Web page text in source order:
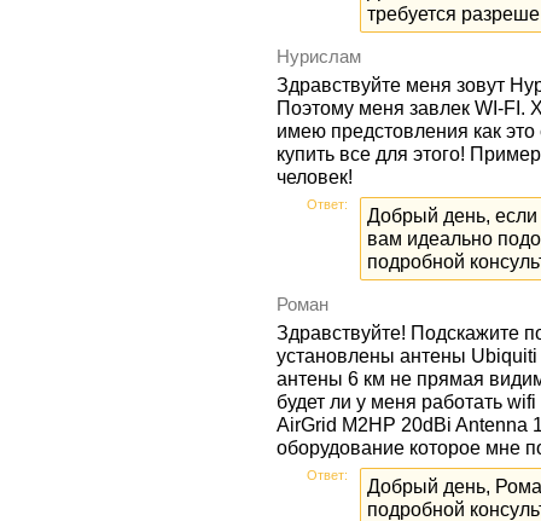
требуется
Нурислам
Здравствуйте меня зовут
Поэтому меня завлек WI-FI.
имею предстовления как
купить все для этого!
человек!
Ответ:
Добрый день, если
вам идеально
подробной
Роман
Здравствуйте! Подскажите
установлены антены
антены 6 км не прямая
будет ли у меня работать
AirGrid M2HP 20dBi Antenna
оборудование которое мне
Ответ:
Добрый день,
подробной